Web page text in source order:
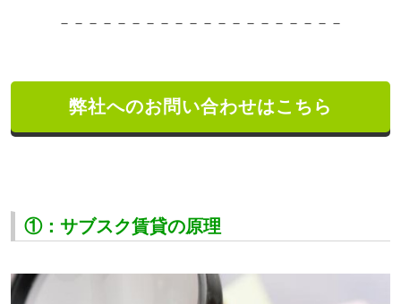
－－－－－－－－－－－－－ －－－－－－－
弊社へのお問い合わせはこちら
①：サブスク賃貸の原理